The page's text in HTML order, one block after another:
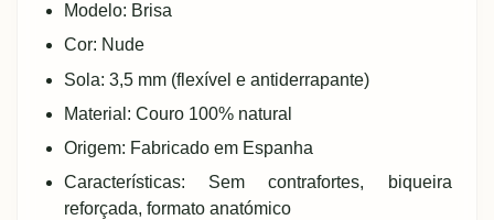
Modelo: Brisa
Cor: Nude
Sola: 3,5 mm (flexível e antiderrapante)
Material: Couro 100% natural
Origem: Fabricado em Espanha
Características: Sem contrafortes, biqueira
reforçada, formato anatómico